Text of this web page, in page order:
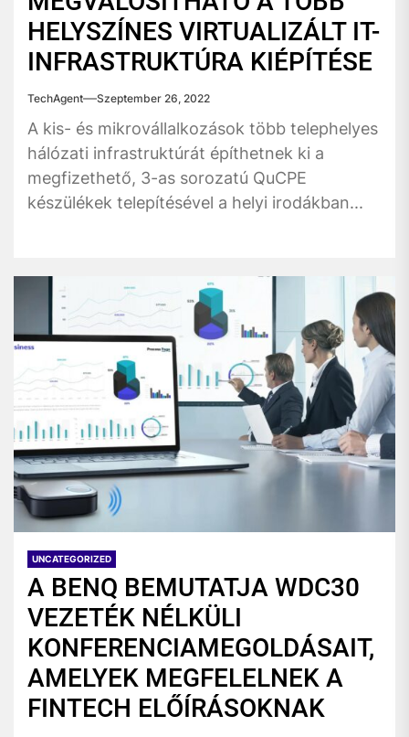
HELYSZÍNES VIRTUALIZÁLT IT-
INFRASTRUKTÚRA KIÉPÍTÉSE
TechAgent Szeptember 26, 2022
A kis- és mikrovállalkozások több telephelyes
hálózati infrastruktúrát építhetnek ki a
megfizethető, 3-as sorozatú QuCPE
készülékek telepítésével a helyi irodákban...
UNCATEGORIZED
A BENQ BEMUTATJA WDC30
VEZETÉK NÉLKÜLI
KONFERENCIAMEGOLDÁSAIT,
AMELYEK MEGFELELNEK A
FINTECH ELŐÍRÁSOKNAK